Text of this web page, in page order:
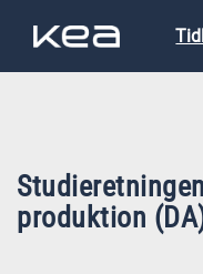
produktion